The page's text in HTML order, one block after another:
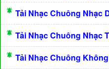
Tải Nhạc Chuông Nhạc
Tải Nhạc Chuông Nhạc
Tải Nhạc Chuông